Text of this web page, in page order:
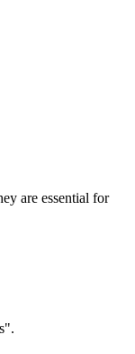
are essential for